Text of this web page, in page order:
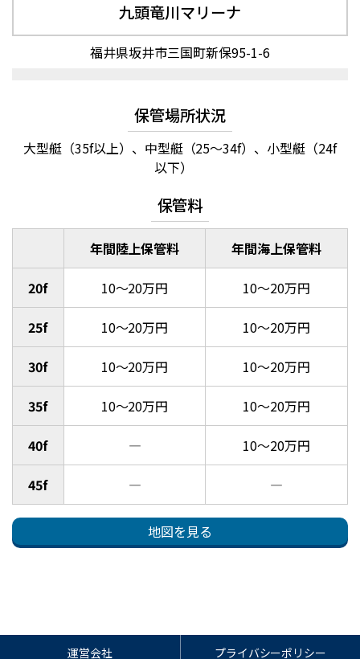
九頭竜川マリーナ
福井県坂井市三国町新保95-1-6
保管場所状況
大型艇（35f以上）、中型艇（25～34f）、小型艇（24f
以下）
保管料
年間陸上保管料 年間海上保管料
20f 10～20万円 10～20万円
25f 10～20万円 10～20万円
30f 10～20万円 10～20万円
35f 10～20万円 10～20万円
40f ― 10～20万円
45f ― ―
地図を見る
運営会社 プライバシーポリシー